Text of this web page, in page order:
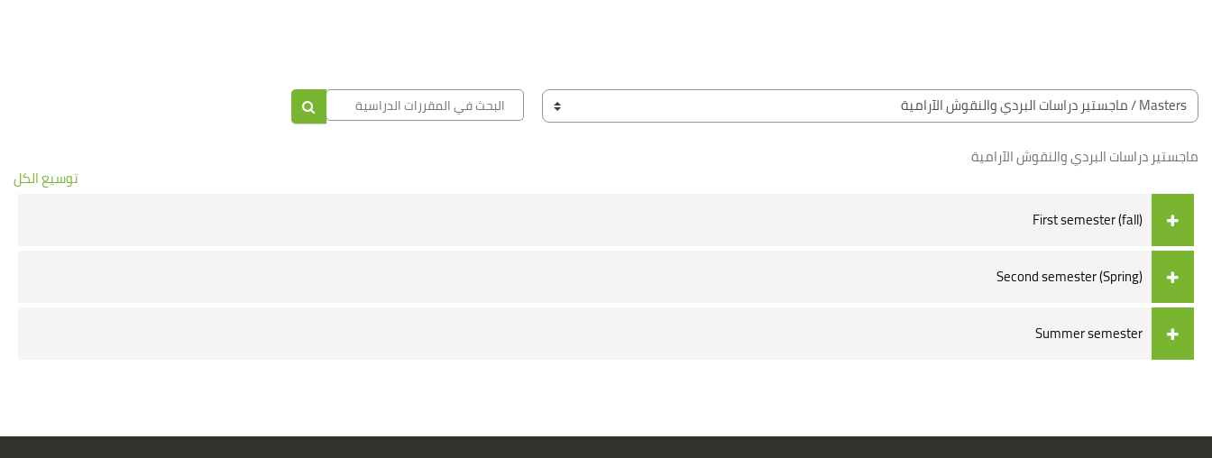
الكتل
تصنيفات المقررات
البحث في المقررات الدراسية
البحث في المقررات الدراسية
ماجستير دراسات البردي والنقوش الآرامية
توسيع الكل
First semester (fall)
Second semester (Spring)
Summer semester
الكتل